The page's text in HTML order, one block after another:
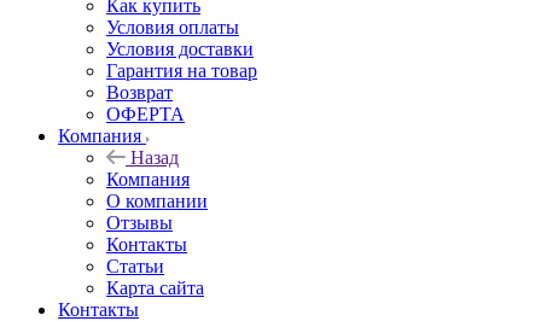
Как купить
Условия оплаты
Условия доставки
Гарантия на товар
Возврат
ОФЕРТА
Компания
Назад
Компания
О компании
Отзывы
Контакты
Статьи
Карта сайта
Контакты